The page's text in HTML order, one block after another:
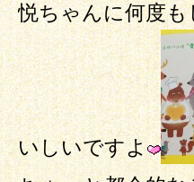
悦ちゃんに何度
いしいですよ